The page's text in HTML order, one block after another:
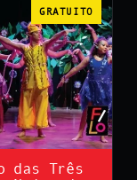
GRATUITO
das Três